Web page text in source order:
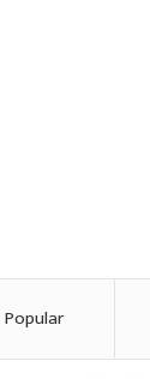
Popular